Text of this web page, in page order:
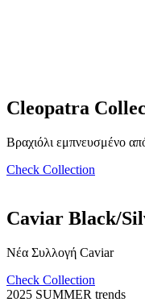
Cleopatra
Βραχιόλι εμπνευσμένο
Check Collection
Caviar Black/
Νέα Συλλογή Caviar
Check Collection
2025 SUMMER trends